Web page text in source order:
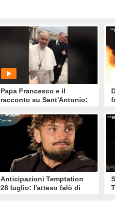
Papa Francesco e il
racconto su Sant'Antonio:
"patrono delle ragazze che
chiedono un fidanzato"
PLAY
215• diAttualita
Anticipazioni Temptation
28 luglio: l'atteso falò di
Giovanni e Sabrina, Danilo